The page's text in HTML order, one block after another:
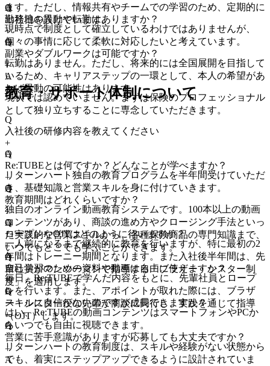
ます。ただし、情報共有やチームでの学習のため、定期的に
出社日を設けています。
A
現時点で制度として確立しているわけではありませんが、
個々の事情に応じて柔軟に対応したいと考えています。
Q
勤務地の異動や転勤はありますか？
+
A
転勤はありません。ただし、将来的には全国展開を目指して
いるため、キャリアステップの一環として、本人の希望があ
れば異動の可能性はあります。
Q
副業やダブルワークは可能ですか？
+
A
現状では認めていません。まずは保険のプロフェッショナル
として独り立ちすることに専念していただきます。
教育・サポート体制について
Q
入社後の研修内容を教えてください
+
A
リターンハート独自の教育プログラムを半年間受けていただ
き、基礎知識と営業スキルを身に付けていきます。
Q
Re:TUBEとは何ですか？どんなことが学べますか？
+
A
独自のオンライン動画教育システムです。100本以上の動画
コンテンツがあり、商談の進め方やクロージング手法といっ
た実践的な営業スキルから、各種保険商品の専門知識まで、
いつでもどこでも学ぶことができます。
Q
教育期間はどれくらいですか？
+
A
一人前になるまで継続的に教育を行いますが、特に最初の2
年間はトレーニー期間となります。また入社後半年間は、先
輩社員がマンツーマンで指導する「ブラザー・シスター制
度」を適用します。
Q
ロープレやOJTはどのように行いますか？
+
A
毎日、Re:TUBEで学んだ内容をもとに、先輩社員とロープ
レを行います。また、アポイントが取れた際には、ブラザ
ー・シスター役の先輩が商談に同行し、実践を通じて指導
（OJT）します。
Q
自己学習のための資料や動画は自由に使えますか？
+
A
はい、Re:TUBEの動画コンテンツはスマートフォンやPCか
らいつでも自由に視聴できます。
Q
スキルに自信がないのですが成長できますか？
+
A
リターンハートの教育制度は、スキルや経験がない状態から
でも、着実にステップアップできるように設計されていま
Q
営業に苦手意識がありますが応募しても大丈夫ですか？
+
A